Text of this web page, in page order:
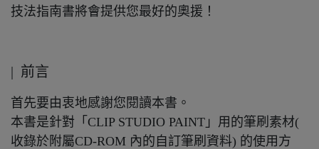
技法指南書將會提供您最好的奧援！
| 前言
首先要由衷地感謝您閱讀本書。
本書是針對「CLIP STUDIO PAINT」用的筆刷素材(
收錄於附屬CD-ROM 內的自訂筆刷資料) 的使用方